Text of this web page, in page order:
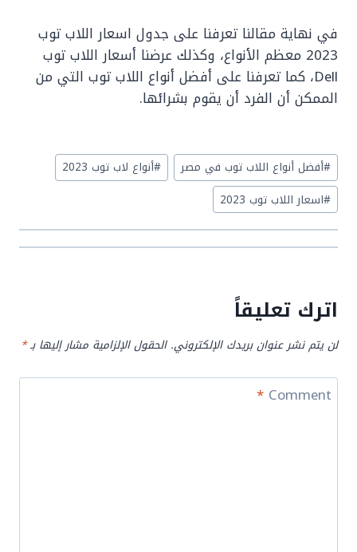
‏في نهاية مقالنا تعرفنا على جدول اسعار اللاب توب
2023 معظم الأنواع، وكذلك عرضنا أسعار اللاب توب
Dell، كما تعرفنا على أفضل أنواع اللاب توب التي من
الممكن أن الفرد أن يقوم بشرائها.
Post
Tags:
#أفضل أنواع اللاب توب في مصر #أنواع لاب توب 2023
#اسعار اللاب توب 2023
اترك تعليقاً
لن يتم نشر عنوان بريدك الإلكتروني. الحقول الإلزامية مشار إليها بـ*
Comment
*